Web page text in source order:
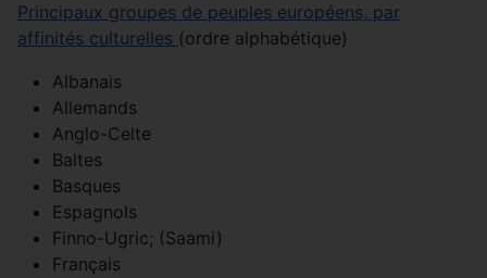
Principaux groupes de peuples européens, par
affinités culturelles (ordre alphabétique)
Albanais
Allemands
Anglo-Celte
Baltes
Basques
Espagnols
Finno-Ugric; (Saami)
Français